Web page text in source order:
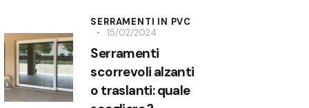
SERRAMENTI IN PVC
15/02/2024
Serramenti
scorrevoli alzanti
o traslanti: quale